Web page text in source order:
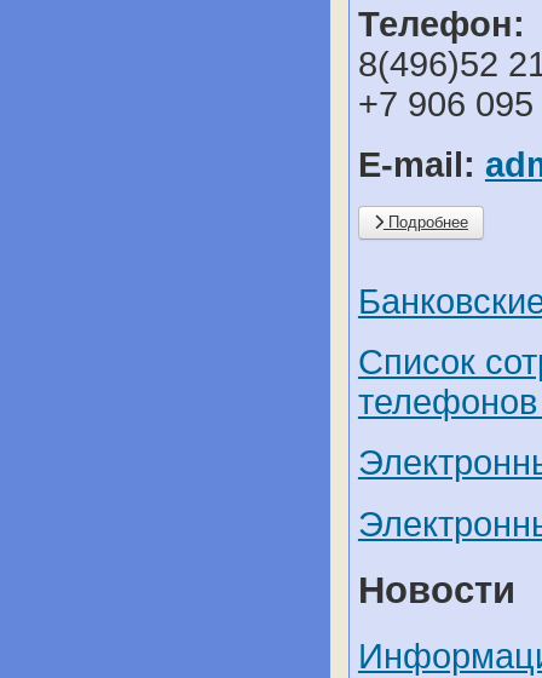
Телефон:
8(496)52
+7 906
E-mail:
Подробнее
Список
Новости